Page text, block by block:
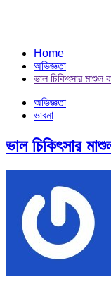
Home
অভিজ্ঞতা
ভাল চিকিৎসার
অভিজ্ঞতা
ভাবনা
ভাল চিকিৎসার